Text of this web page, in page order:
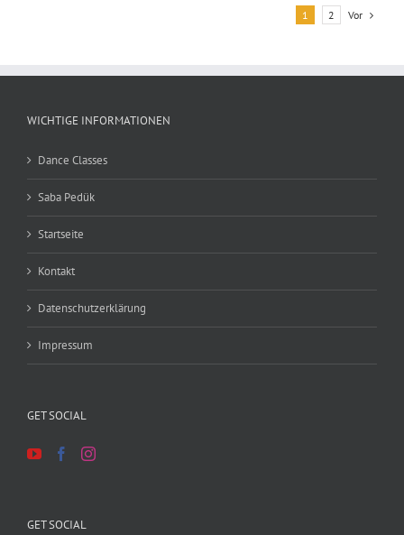
1 2 Vor
WICHTIGE INFORMATIONEN
Dance Classes
Saba Pedük
Startseite
Kontakt
Datenschutzerklärung
Impressum
GET SOCIAL
GET SOCIAL